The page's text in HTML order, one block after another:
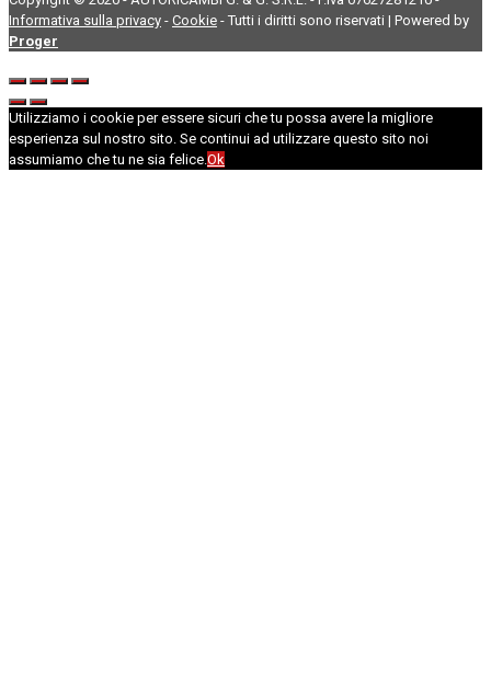
Informativa sulla privacy - Cookie - Tutti i diritti sono riservati | Powered by
Proger
Utilizziamo i cookie per essere sicuri che tu possa avere la migliore
esperienza sul nostro sito. Se continui ad utilizzare questo sito noi
assumiamo che tu ne sia felice.Ok